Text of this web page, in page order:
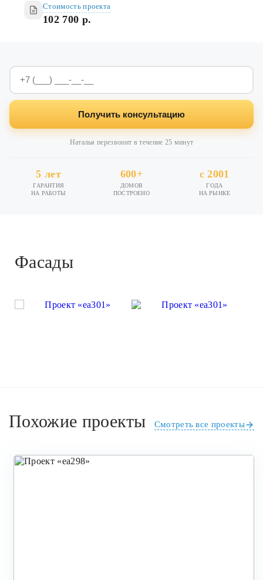
Стоимость проекта
102 700 р.
Получить консультацию
Наталья перезвонит в течение 25 минут
5 лет
ГАРАНТИЯ
НА РАБОТЫ
600+
ДОМОВ
ПОСТРОЕНО
с 2001
ГОДА
НА РЫНКЕ
Фасады
Похожие проекты Смотреть все проекты